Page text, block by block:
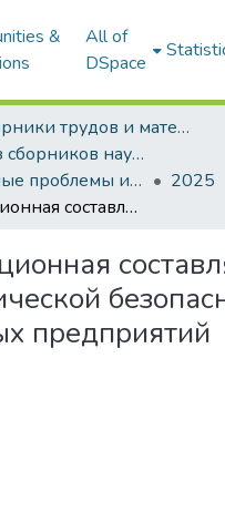
&
All of
DSpace
Сборники трудов и материалов конференций
Статьи из сборников научных трудов
Актуальные проблемы инновационного развития агропромышленного комплекса Беларуси
2025
Инновационная составляющая экономической безопасности аграрных предприятий
предприятий